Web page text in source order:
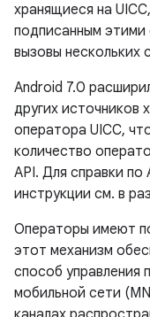
хранящиеся на
подписанным
вызовы нескольких
Android 7.0
других источников
оператора UICC,
количество
API. Для справки по
инструкции см. в
Операторы имеют
этот механизм
способ управления
мобильной сети